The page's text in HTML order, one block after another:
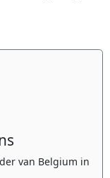
van Belgium in